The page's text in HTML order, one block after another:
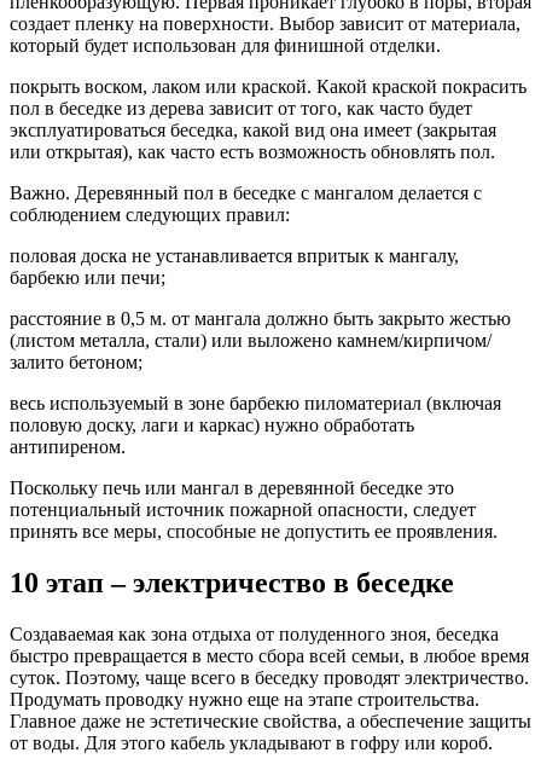
создает пленку на поверхности. Выбор зависит от материала,
который будет использован для финишной отделки.
покрыть воском, лаком или краской. Какой краской покрасить
пол в беседке из дерева зависит от того, как часто будет
эксплуатироваться беседка, какой вид она имеет (закрытая
или открытая), как часто есть возможность обновлять пол.
Важно. Деревянный пол в беседке с мангалом делается с
соблюдением следующих правил:
половая доска не устанавливается впритык к мангалу,
барбекю или печи;
расстояние в 0,5 м. от мангала должно быть закрыто жестью
(листом металла, стали) или выложено камнем/кирпичом/
залито бетоном;
весь используемый в зоне барбекю пиломатериал (включая
половую доску, лаги и каркас) нужно обработать
антипиреном.
Поскольку печь или мангал в деревянной беседке это
потенциальный источник пожарной опасности, следует
принять все меры, способные не допустить ее проявления.
10 этап – электричество в беседке
Создаваемая как зона отдыха от полуденного зноя, беседка
быстро превращается в место сбора всей семьи, в любое время
суток. Поэтому, чаще всего в беседку проводят электричество.
Продумать проводку нужно еще на этапе строительства.
Главное даже не эстетические свойства, а обеспечение защиты
от воды. Для этого кабель укладывают в гофру или короб.